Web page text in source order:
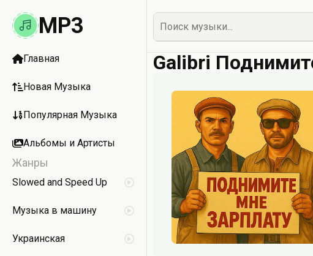
MP3
Главная
Новая Музыка
Популярная Музыка
Альбомы и Артисты
Жанры
Slowed and Speed Up
Музыка в машину
Украинская
Galibri